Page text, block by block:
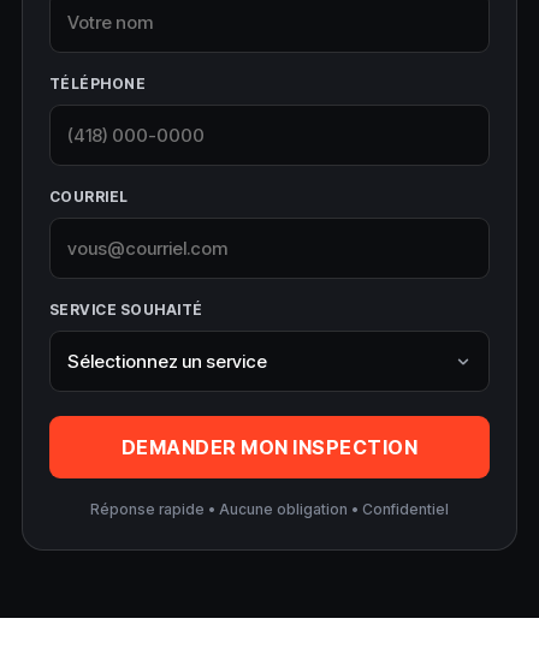
TÉLÉPHONE
COURRIEL
SERVICE SOUHAITÉ
DEMANDER MON INSPECTION
Réponse rapide • Aucune obligation • Confidentiel